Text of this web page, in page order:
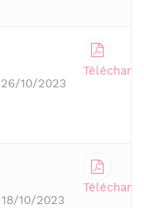
26/10/2023
18/10/2023